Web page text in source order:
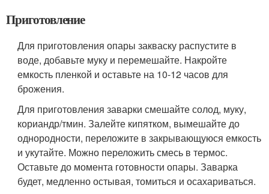
Приготовление
Для приготовления опары закваску распустите в
воде, добавьте муку и перемешайте. Накройте
емкость пленкой и оставьте на 10-12 часов для
брожения.
Для приготовления заварки смешайте солод, муку,
кориандр/тмин. Залейте кипятком, вымешайте до
однородности, переложите в закрывающуюся емкость
и укутайте. Можно переложить смесь в термос.
Оставьте до момента готовности опары. Заварка
будет, медленно остывая, томиться и осахариваться.